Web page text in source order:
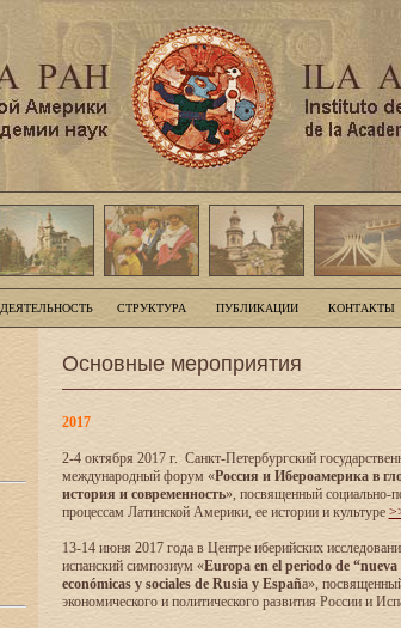
ДЕЯТЕЛЬНОСТЬ СТРУКТУРА ПУБЛИКАЦИИ КОНТАКТЫ
Основные мероприятия
2017
2-4 октября 2017 г. Санкт-Петербургский
международный форум «Россия и Ибероамерика в
история и современность», посвященный социально-
процессам Латинской Америки, ее истории и культуре
13-14 июня 2017 года в Центре иберийских
испанский симпозиум «Europa en el periodo de
económicas y sociales de Rusia y España»,
экономического и политического развития России и